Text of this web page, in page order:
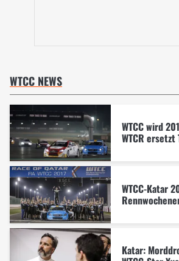
WTCC NEWS
WTCC wird
WTCR
WTCC-Katar
Katar: